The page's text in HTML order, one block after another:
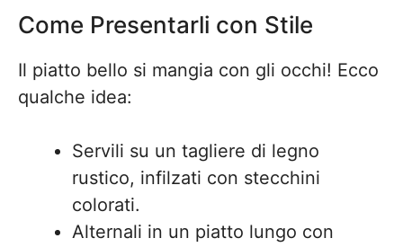
Come Presentarli con Stile
Il piatto bello si mangia con gli occhi! Ecco
qualche idea:
Servili su un tagliere di legno
rustico, infilzati con stecchini
colorati.
Alternali in un piatto lungo con